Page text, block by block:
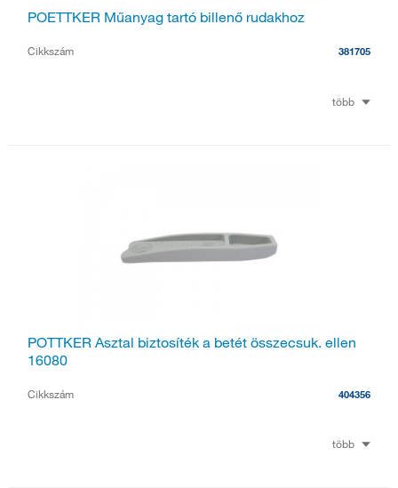
POETTKER Műanyag tartó billenő rudakhoz
Cikkszám 381705
több
POTTKER Asztal biztosíték a betét összecsuk. ellen
16080
Cikkszám 404356
több